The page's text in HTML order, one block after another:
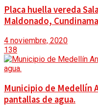
CALIDAD DE
ANALISIS Y
Placa huella vereda
Maldonado,
4 noviembre, 2020
138
Municipio de Medellín
pantallas de agua.